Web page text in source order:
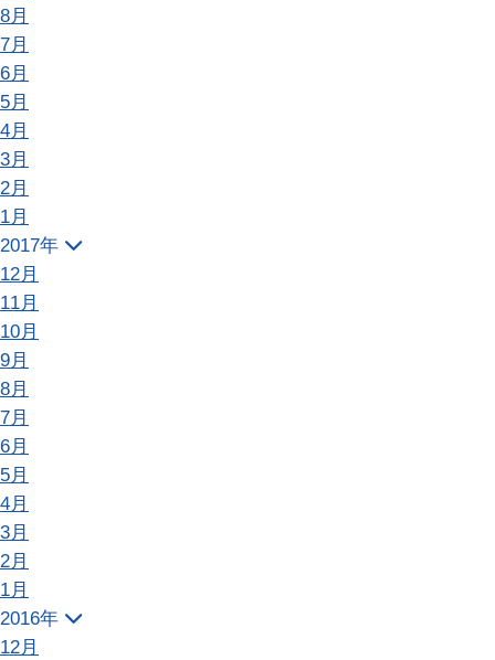
8月
7月
6月
5月
4月
3月
2月
1月
2017年
12月
11月
10月
9月
8月
7月
6月
5月
4月
3月
2月
1月
2016年
12月